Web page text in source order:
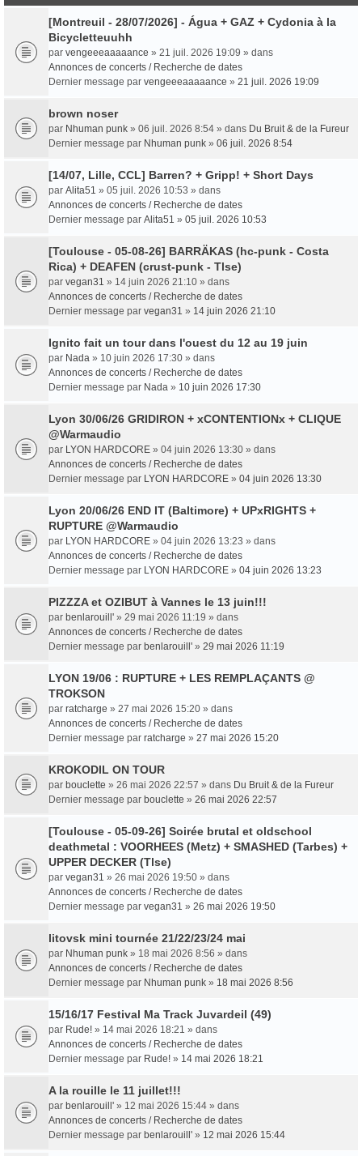
[Montreuil - 28/07/2026] - Água + GAZ + Cydonia à la
Bicycletteuuhh
par vengeeeaaaaance » 21 juil. 2026 19:09 » dans
Annonces de concerts / Recherche de dates
Dernier message par vengeeeaaaaance » 21 juil. 2026 19:09
brown noser
par Nhuman punk » 06 juil. 2026 8:54 » dans Du Bruit & de la Fureur
Dernier message par Nhuman punk » 06 juil. 2026 8:54
[14/07, Lille, CCL] Barren? + Gripp! + Short Days
par Alita51 » 05 juil. 2026 10:53 » dans
Annonces de concerts / Recherche de dates
Dernier message par Alita51 » 05 juil. 2026 10:53
[Toulouse - 05-08-26] BARRÄKAS (hc-punk - Costa
Rica) + DEAFEN (crust-punk - Tlse)
par vegan31 » 14 juin 2026 21:10 » dans
Annonces de concerts / Recherche de dates
Dernier message par vegan31 » 14 juin 2026 21:10
Ignito fait un tour dans l'ouest du 12 au 19 juin
par Nada » 10 juin 2026 17:30 » dans
Annonces de concerts / Recherche de dates
Dernier message par Nada » 10 juin 2026 17:30
Lyon 30/06/26 GRIDIRON + xCONTENTIONx + CLIQUE
@Warmaudio
par LYON HARDCORE » 04 juin 2026 13:30 » dans
Annonces de concerts / Recherche de dates
Dernier message par LYON HARDCORE » 04 juin 2026 13:30
Lyon 20/06/26 END IT (Baltimore) + UPxRIGHTS +
RUPTURE @Warmaudio
par LYON HARDCORE » 04 juin 2026 13:23 » dans
Annonces de concerts / Recherche de dates
Dernier message par LYON HARDCORE » 04 juin 2026 13:23
PIZZZA et OZIBUT à Vannes le 13 juin!!!
par benlarouill' » 29 mai 2026 11:19 » dans
Annonces de concerts / Recherche de dates
Dernier message par benlarouill' » 29 mai 2026 11:19
LYON 19/06 : RUPTURE + LES REMPLAÇANTS @
TROKSON
par ratcharge » 27 mai 2026 15:20 » dans
Annonces de concerts / Recherche de dates
Dernier message par ratcharge » 27 mai 2026 15:20
KROKODIL ON TOUR
par bouclette » 26 mai 2026 22:57 » dans Du Bruit & de la Fureur
Dernier message par bouclette » 26 mai 2026 22:57
[Toulouse - 05-09-26] Soirée brutal et oldschool
deathmetal : VOORHEES (Metz) + SMASHED (Tarbes) +
UPPER DECKER (Tlse)
par vegan31 » 26 mai 2026 19:50 » dans
Annonces de concerts / Recherche de dates
Dernier message par vegan31 » 26 mai 2026 19:50
litovsk mini tournée 21/22/23/24 mai
par Nhuman punk » 18 mai 2026 8:56 » dans
Annonces de concerts / Recherche de dates
Dernier message par Nhuman punk » 18 mai 2026 8:56
15/16/17 Festival Ma Track Juvardeil (49)
par Rude! » 14 mai 2026 18:21 » dans
Annonces de concerts / Recherche de dates
Dernier message par Rude! » 14 mai 2026 18:21
A la rouille le 11 juillet!!!
par benlarouill' » 12 mai 2026 15:44 » dans
Annonces de concerts / Recherche de dates
Dernier message par benlarouill' » 12 mai 2026 15:44